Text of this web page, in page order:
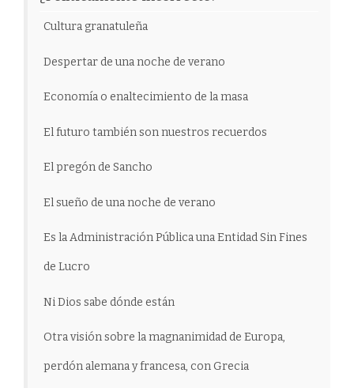
Cultura granatuleña
Despertar de una noche de verano
Economía o enaltecimiento de la masa
El futuro también son nuestros recuerdos
El pregón de Sancho
El sueño de una noche de verano
Es la Administración Pública una Entidad Sin Fines
de Lucro
Ni Dios sabe dónde están
Otra visión sobre la magnanimidad de Europa,
perdón alemana y francesa, con Grecia